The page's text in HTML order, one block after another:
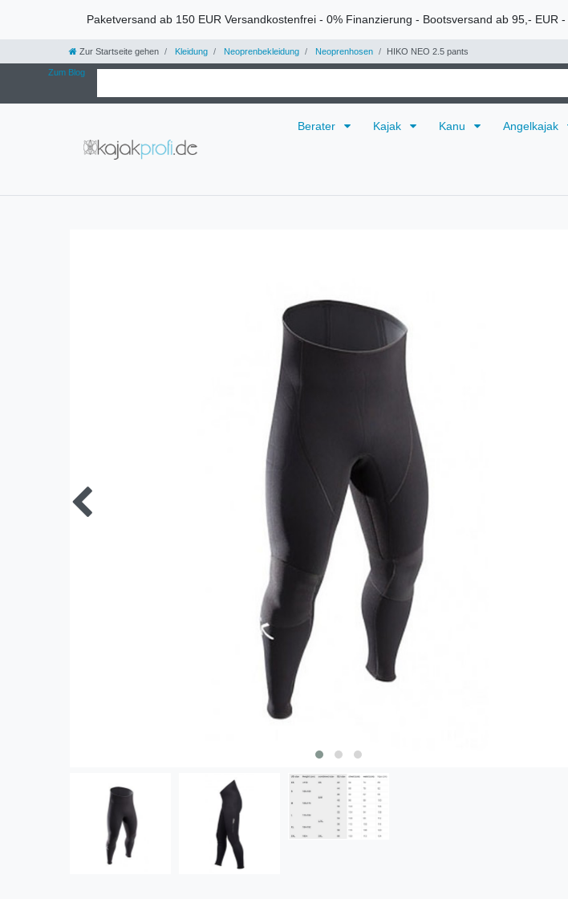
Paketversand ab 150 EUR Versandkostenfrei - 0% Finanzierung - Bootsversand ab 95,- EUR -
Zur Startseite gehen Kleidung Neoprenbekleidung Neoprenhosen HIKO NEO 2.5 pants
Zum Blog
Berater Kajak Kanu Angelkajak